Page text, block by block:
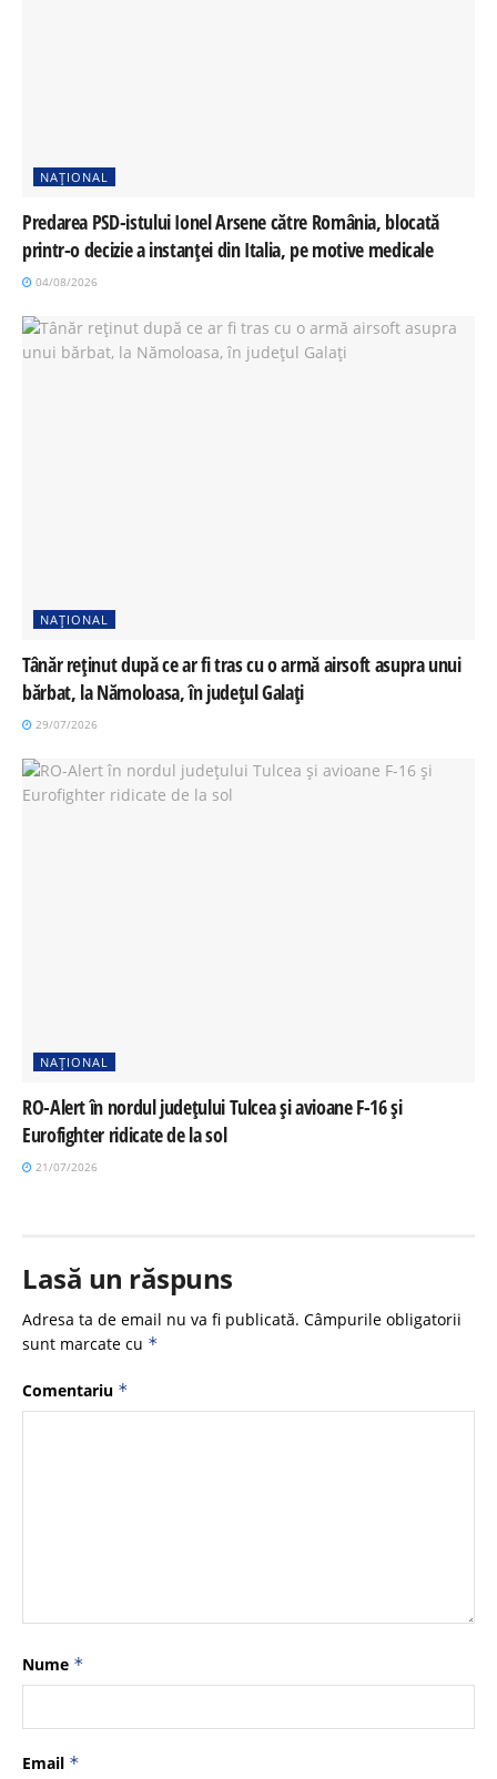
NAȚIONAL
Predarea PSD-istului Ionel Arsene către România, blocată
printr-o decizie a instanței din Italia, pe motive medicale
04/08/2026
NAȚIONAL
Tânăr reținut după ce ar fi tras cu o armă airsoft asupra unui
bărbat, la Nămoloasa, în județul Galați
29/07/2026
NAȚIONAL
RO-Alert în nordul județului Tulcea și avioane F-16 și
Eurofighter ridicate de la sol
21/07/2026
Lasă un răspuns
Adresa ta de email nu va fi publicată. Câmpurile obligatorii
sunt marcate cu *
Comentariu *
Nume *
Email *